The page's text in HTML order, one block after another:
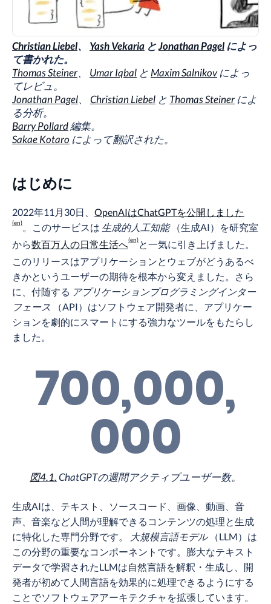
Christian Liebel、 Yash Vekaria とJonathan Pagel によっ
て書かれた。
Thomas Steiner、 Umar Iqbal と Maxim Salnikovによっ
てレビュ。
Jonathan Pagel、 Christian Liebel と Thomas Steiner によ
る分析。
Barry Pollard編集。
Sakae Kotaro によって翻訳された。
はじめに
2022年11月30日、 OpenAIはChatGPTを公開しました
。このサービスは 生成的人工知能（生成AI）を研究室
から数百万人の日常生活へ
と一気に引き上げました。
このリリースはアプリケーションとウェブがどうあるべ
きかというユーザーの期待を根本から変えました。さら
に、付随する アプリケーションプログラミングインター
フェース （API）はソフトウェア開発者に、アプリケー
ションを劇的にスマートにする強力なツールをもたらし
ました。
700,000,
000
図4.1.ChatGPTの週間アクティブユーザー数。
生成AIは、テキスト、ソースコード、画像、動画、音
声、音楽など人間が理解できるコンテンツの処理と生成
に特化した専門分野です。
大規模言語モデル（LLM）は
この分野の重要なコンポーネントです。膨大なテキスト
データで学習されたLLMは自然言語を解釈・生成し、開
発者が初めて人間言語を効果的に処理できるようにする
ことでソフトウェアアーキテクチャを拡張しています。